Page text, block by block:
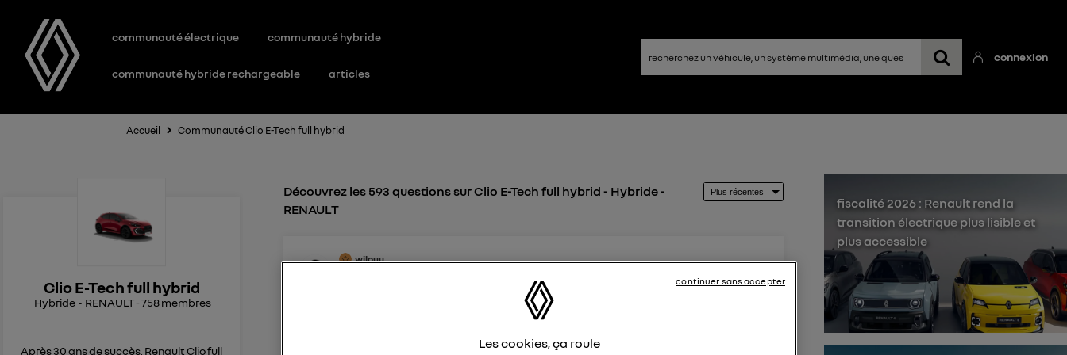
communauté électrique communauté hybride
communauté hybride rechargeable articles
connexion
Accueil Communauté Clio E-Tech full hybrid
Clio E-Tech full hybrid
Hybride RENAULT-758membres
Après 30 ans de succès, Renault Clio full
Découvrez les 593 questions sur Clio E-Tech full hybrid - Hybride -
RENAULT
wilouu
l'antipatinage n'existe plus. Avez vous des retours sur des démarrages dans la
fiscalité 2026 : Renault rend la
transition électrique plus lisible et
plus accessible
Les cookies, ça roule
continuer sans accepter